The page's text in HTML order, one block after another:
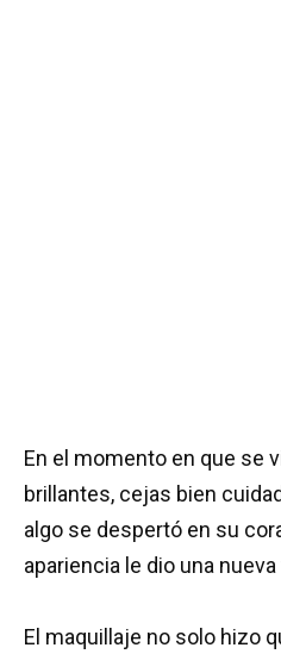
En el momento en que se
brillantes, cejas bien
algo se despertó en su
apariencia le dio una nueva
El maquillaje no solo hizo